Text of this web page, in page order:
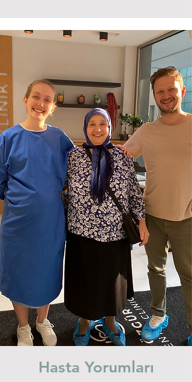
Hasta Yorumları